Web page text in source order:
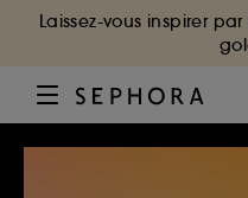
Laissez-vous inspirer